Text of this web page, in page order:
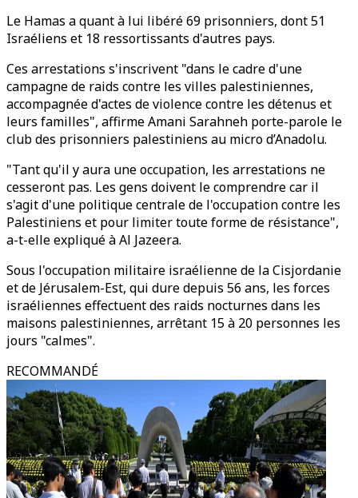
Le Hamas a quant à lui libéré 69 prisonniers, dont 51
Israéliens et 18 ressortissants d'autres pays.
Ces arrestations s'inscrivent "dans le cadre d'une
campagne de raids contre les villes palestiniennes,
accompagnée d'actes de violence contre les détenus et
leurs familles", affirme Amani Sarahneh porte-parole le
club des prisonniers palestiniens au micro d’Anadolu.
"Tant qu'il y aura une occupation, les arrestations ne
cesseront pas. Les gens doivent le comprendre car il
s'agit d'une politique centrale de l'occupation contre les
Palestiniens et pour limiter toute forme de résistance",
a-t-elle expliqué à Al Jazeera.
Sous l'occupation militaire israélienne de la Cisjordanie
et de Jérusalem-Est, qui dure depuis 56 ans, les forces
israéliennes effectuent des raids nocturnes dans les
maisons palestiniennes, arrêtant 15 à 20 personnes les
jours "calmes".
RECOMMANDÉ